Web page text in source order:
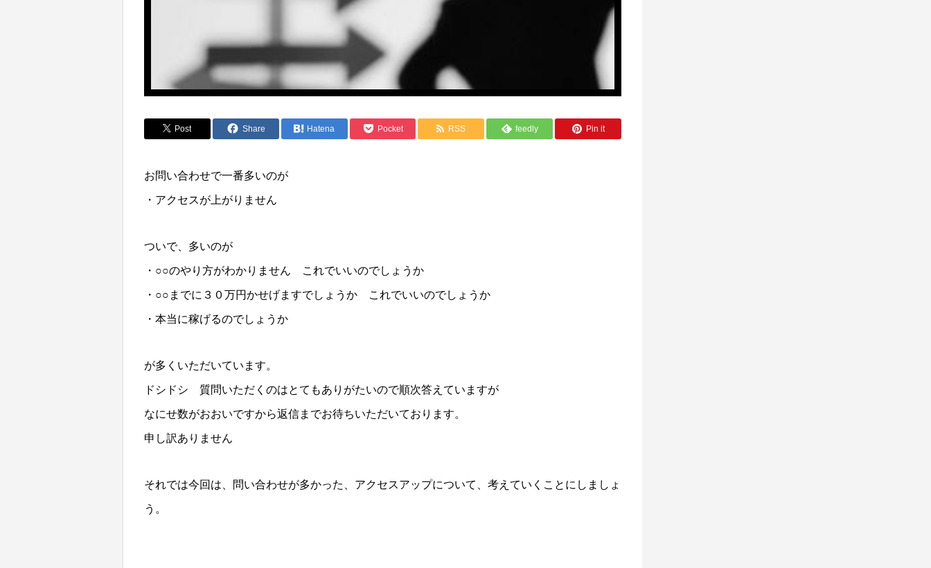
Post Share Hatena Pocket RSS feedly Pin it
お問い合わせで一番多いのが
・アクセスが上がりません
ついで、多いのが
・○○のやり方がわかりません これでいいのでしょうか
・○○までに３０万円かせげますでしょうか これでいいのでしょうか
・本当に稼げるのでしょうか
が多くいただいています。
ドシドシ 質問いただくのはとてもありがたいので順次答えていますが
なにせ数がおおいですから返信までお待ちいただいております。
申し訳ありません
それでは今回は、問い合わせが多かった、アクセスアップについて、考えていくことにしましょ
う。